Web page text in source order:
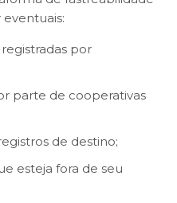
por
parte de cooperativas
de destino;
esteja fora de seu